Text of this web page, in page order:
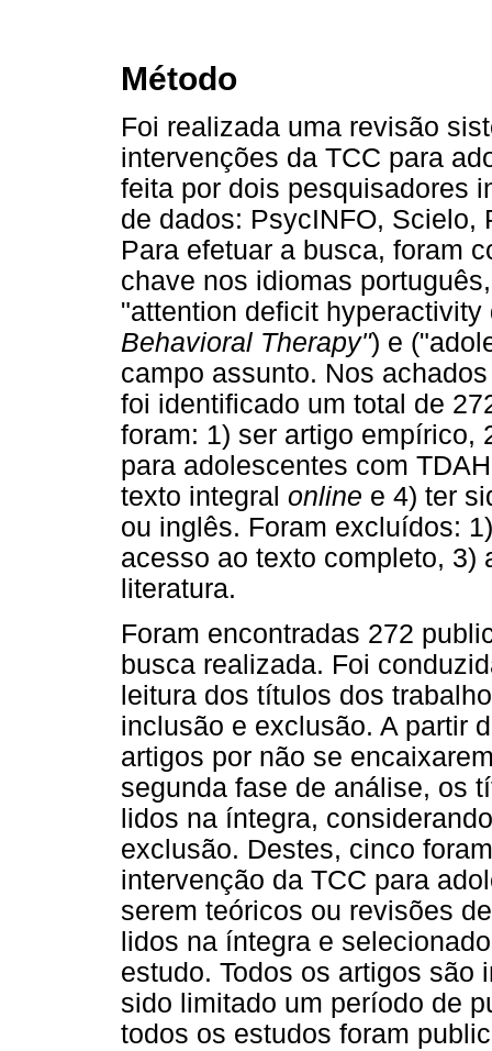
Método
Foi realizada uma revisão
intervenções da TCC para
feita por dois pesquisadores
de dados: PsycINFO, Scielo,
Para efetuar a busca, foram
chave nos idiomas
"attention deficit hyperactivity
Behavioral Therapy") e
campo assunto. Nos
foi identificado um total de
foram: 1) ser artigo empírico,
para adolescentes com
texto integral online e 4) ter
ou inglês. Foram excluídos:
acesso ao texto completo, 3)
literatura.
Foram encontradas 272
busca realizada. Foi
leitura dos títulos dos
inclusão e exclusão. A partir
artigos por não se
segunda fase de análise, os
lidos na íntegra,
exclusão. Destes, cinco
intervenção da TCC para
serem teóricos ou revisões
lidos na íntegra e
estudo. Todos os artigos são
sido limitado um período de
todos os estudos foram